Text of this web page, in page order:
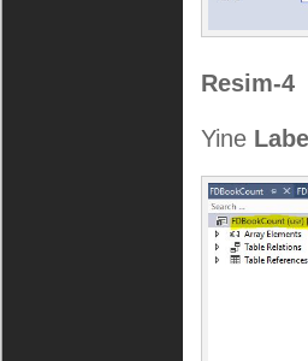
Resim-4
Yine Label